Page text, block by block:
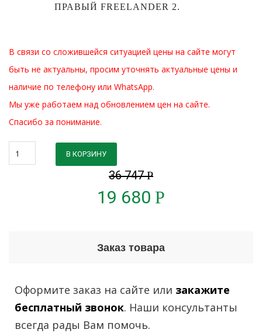
ПРАВЫЙ FREELANDER 2.
В связи со сложившейся ситуацией цены на сайте могут
быть не актуальны, просим уточнять актуальные цены и
наличие по телефону или WhatsApp.
Мы уже работаем над обновлением цен на сайте.
Спасибо за понимание.
36 747Р
19 680 Р
В КОРЗИНУ
Заказ товара
Оформите заказ на сайте или закажите
бесплатный звонок. Наши консультанты
всегда рады Вам помочь.